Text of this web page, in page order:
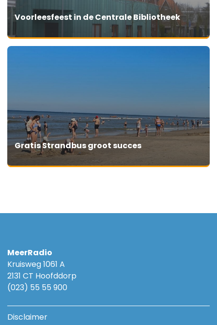
Voorleesfeest in de Centrale Bibliotheek
Gratis Strandbus groot succes
MeerRadio
Kruisweg 1061 A
2131 CT Hoofddorp
(023) 55 55 900
Disclaimer